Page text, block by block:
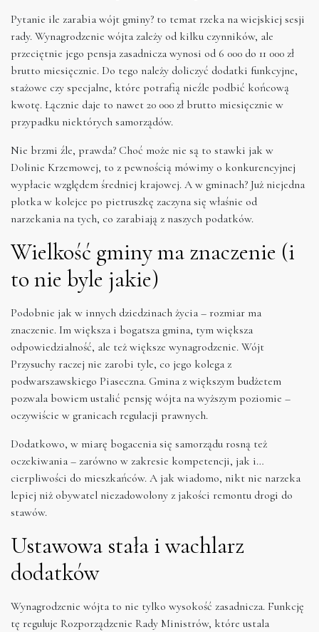
Pytanie ile zarabia wójt gminy? to temat rzeka na wiejskiej sesji
rady. Wynagrodzenie wójta zależy od kilku czynników, ale
przeciętnie jego pensja zasadnicza wynosi od 6 000 do 11 000 zł
brutto miesięcznie. Do tego należy doliczyć dodatki funkcyjne,
stażowe czy specjalne, które potrafią nieźle podbić końcową
kwotę. Łącznie daje to nawet 20 000 zł brutto miesięcznie w
przypadku niektórych samorządów.
Nie brzmi źle, prawda? Choć może nie są to stawki jak w
Dolinie Krzemowej, to z pewnością mówimy o konkurencyjnej
wypłacie względem średniej krajowej. A w gminach? Już niejedna
plotka w kolejce po pietruszkę zaczyna się właśnie od
narzekania na tych, co zarabiają z naszych podatków.
Wielkość gminy ma znaczenie (i
to nie byle jakie)
Podobnie jak w innych dziedzinach życia – rozmiar ma
znaczenie. Im większa i bogatsza gmina, tym większa
odpowiedzialność, ale też większe wynagrodzenie. Wójt
Przysuchy raczej nie zarobi tyle, co jego kolega z
podwarszawskiego Piaseczna. Gmina z większym budżetem
pozwala bowiem ustalić pensję wójta na wyższym poziomie –
oczywiście w granicach regulacji prawnych.
Dodatkowo, w miarę bogacenia się samorządu rosną też
oczekiwania – zarówno w zakresie kompetencji, jak i…
cierpliwości do mieszkańców. A jak wiadomo, nikt nie narzeka
lepiej niż obywatel niezadowolony z jakości remontu drogi do
stawów.
Ustawowa stała i wachlarz
dodatków
Wynagrodzenie wójta to nie tylko wysokość zasadnicza. Funkcję
tę reguluje Rozporządzenie Rady Ministrów, które ustala